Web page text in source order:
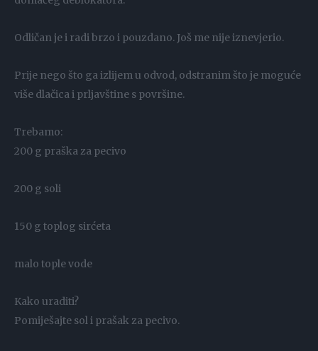
Odličan je i radi brzo i pouzdano. Još me nije iznevjerio.
Prije nego što ga izlijem u odvod, odstranim što je moguće
više dlačica i prljavštine s površine.
Trebamo:
200 g praška za pecivo
200 g soli
150 g toplog sirćeta
malo tople vode
Kako uraditi?
Pomiješajte sol i prašak za pecivo.